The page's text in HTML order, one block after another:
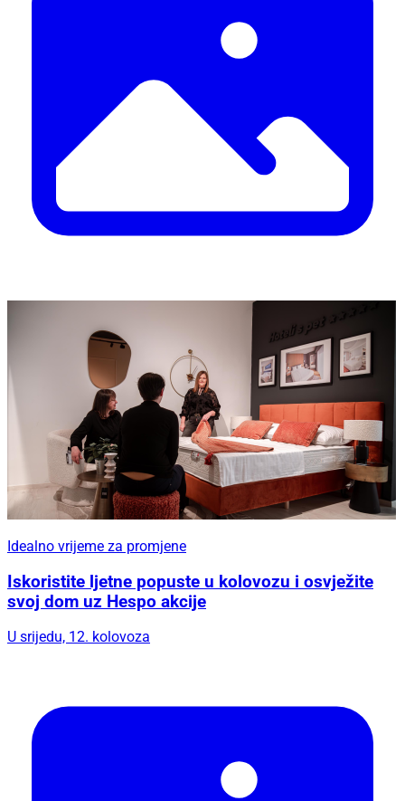
Idealno vrijeme za promjene
Iskoristite ljetne popuste u kolovozu i osvježite
svoj dom uz Hespo akcije
U srijedu, 12. kolovoza